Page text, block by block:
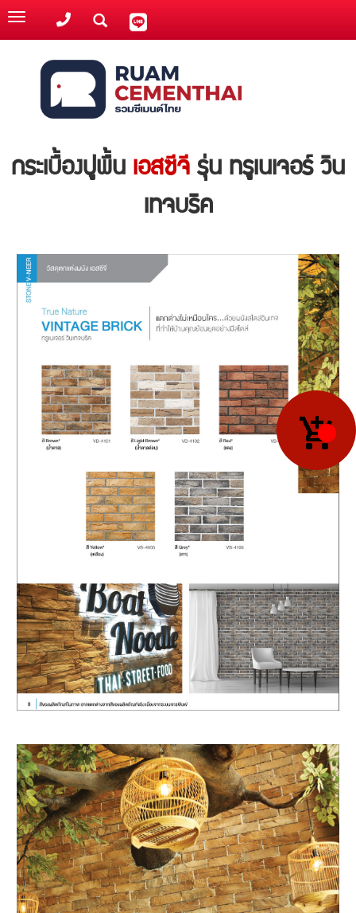
Toggle
navigation
กระเบื้องปูพื้น เอสซีจี รุ่น ทรูเนเจอร์ วิน
เทจบริค